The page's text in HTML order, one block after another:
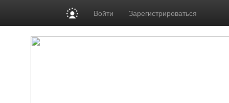
Войти Зарегистрироваться